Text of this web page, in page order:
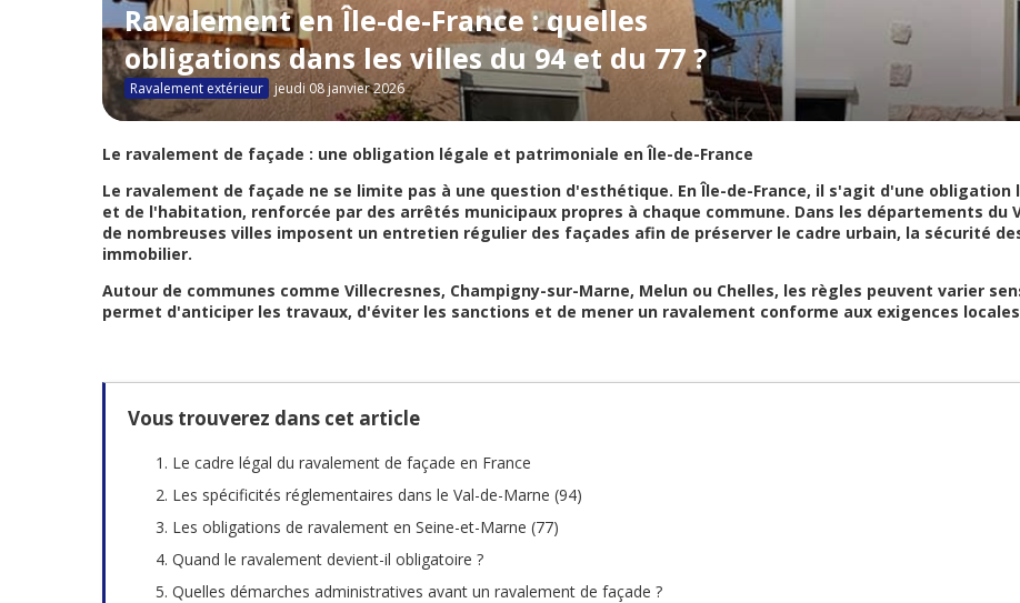
Ravalement en Île-de-France : quelles
obligations dans les villes du 94 et du 77 ?
Ravalement extérieur jeudi 08 janvier 2026
Le ravalement de façade : une obligation légale et patrimoniale en Île-de-France
Le ravalement de façade ne se limite pas à une question d'esthétique. En Île-de-France, il s'agit d'une
et de l'habitation, renforcée par des arrêtés municipaux propres à chaque commune. Dans les départements du
de nombreuses villes imposent un entretien régulier des façades afin de préserver le cadre urbain, la sécurité
immobilier.
Autour de communes comme Villecresnes, Champigny-sur-Marne, Melun ou Chelles, les règles peuvent varier
permet d'anticiper les travaux, d'éviter les sanctions et de mener un ravalement conforme aux exigences
Vous trouverez dans cet article
Le cadre légal du ravalement de façade en France
Les spécificités réglementaires dans le Val-de-Marne (94)
Les obligations de ravalement en Seine-et-Marne (77)
Quand le ravalement devient-il obligatoire ?
Quelles démarches administratives avant un ravalement de façade ?